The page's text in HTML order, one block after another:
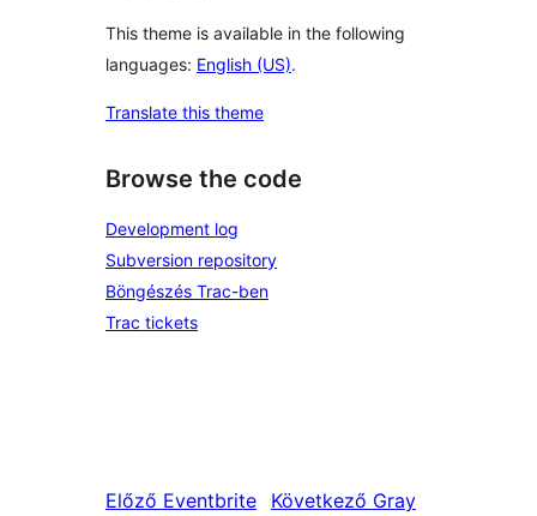
This theme is available in the following
languages: English (US).
Translate this theme
Browse the code
Development log
Subversion repository
Böngészés Trac-ben
Trac tickets
Előző Eventbrite
Következő Gray